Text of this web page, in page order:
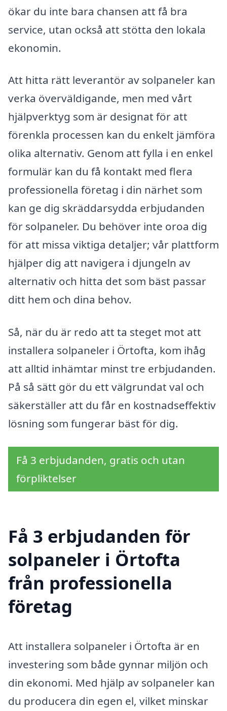
ökar du inte bara chansen att få bra
service, utan också att stötta den lokala
ekonomin.
Att hitta rätt leverantör av solpaneler kan
verka överväldigande, men med vårt
hjälpverktyg som är designat för att
förenkla processen kan du enkelt jämföra
olika alternativ. Genom att fylla i en enkel
formulär kan du få kontakt med flera
professionella företag i din närhet som
kan ge dig skräddarsydda erbjudanden
för solpaneler. Du behöver inte oroa dig
för att missa viktiga detaljer; vår plattform
hjälper dig att navigera i djungeln av
alternativ och hitta det som bäst passar
ditt hem och dina behov.
Så, när du är redo att ta steget mot att
installera solpaneler i Örtofta, kom ihåg
att alltid inhämtar minst tre erbjudanden.
På så sätt gör du ett välgrundat val och
säkerställer att du får en kostnadseffektiv
lösning som fungerar bäst för dig.
Få 3 erbjudanden, gratis och utan
förpliktelser
Få 3 erbjudanden för
solpaneler i Örtofta
från professionella
företag
Att installera solpaneler i Örtofta är en
investering som både gynnar miljön och
din ekonomi. Med hjälp av solpaneler kan
du producera din egen el, vilket minskar